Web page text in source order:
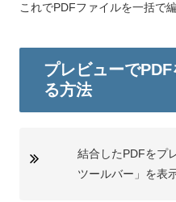
これでPDFファイルを一括で
プレビューで
る方法
結合したPDFをプ
ツールバー」を表